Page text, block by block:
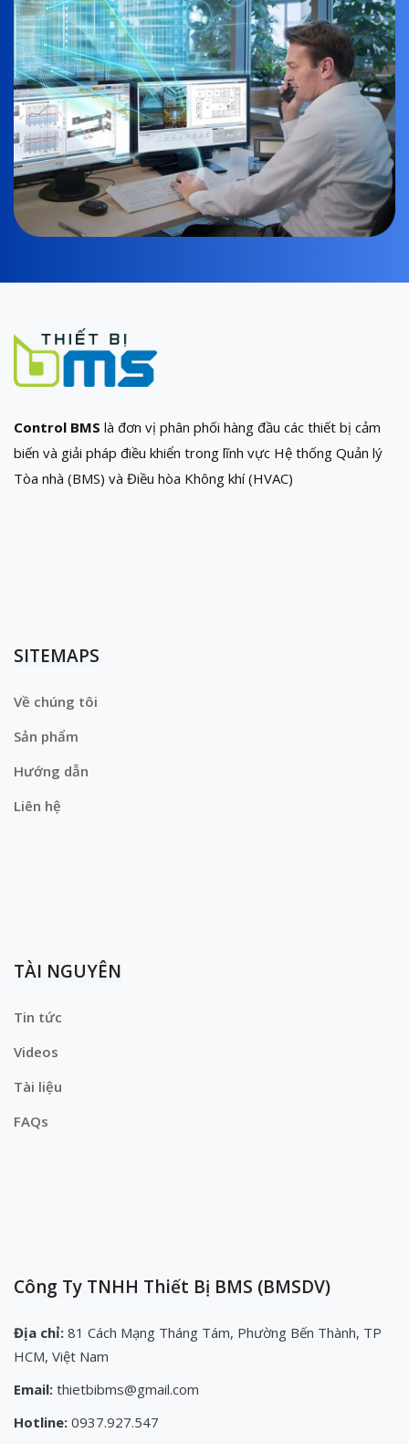
Control BMS là đơn vị phân phối hàng đầu các thiết bị cảm
biến và giải pháp điều khiển trong lĩnh vực Hệ thống Quản lý
Tòa nhà (BMS) và Điều hòa Không khí (HVAC)
SITEMAPS
Về chúng tôi
Sản phẩm
Hướng dẫn
Liên hệ
TÀI NGUYÊN
Tin tức
Videos
Tài liệu
FAQs
Công Ty TNHH Thiết Bị BMS (BMSDV)
Địa chỉ: 81 Cách Mạng Tháng Tám, Phường Bến Thành, TP
HCM, Việt Nam
Email: thietbibms@gmail.com
Hotline: 0937.927.547